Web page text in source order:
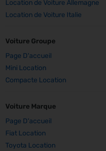
Location de Voiture Allemagne
Location de Voiture Italie
Voiture Groupe
Page D'accueil
Mini Location
Compacte Location
Voiture Marque
Page D'accueil
Fiat Location
Toyota Location